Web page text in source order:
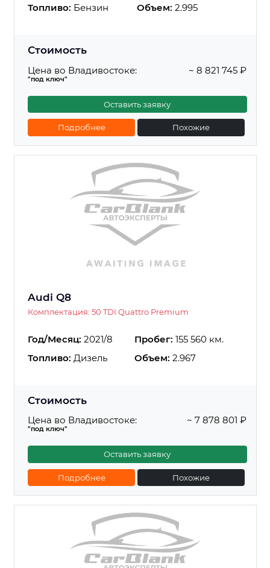
Топливо: Бензин Объем: 2.995
Стоимость
Цена во Владивостоке:
"под ключ"
~ 8 821 745 ₽
Оставить заявку
Подробнее Похожие
Audi Q8
Комплектация: 50 TDI Quattro Premium
Год/Месяц: 2021/8 Пробег: 155 560 км.
Топливо: Дизель Объем: 2.967
Стоимость
Цена во Владивостоке:
"под ключ"
~ 7 878 801 ₽
Оставить заявку
Подробнее Похожие